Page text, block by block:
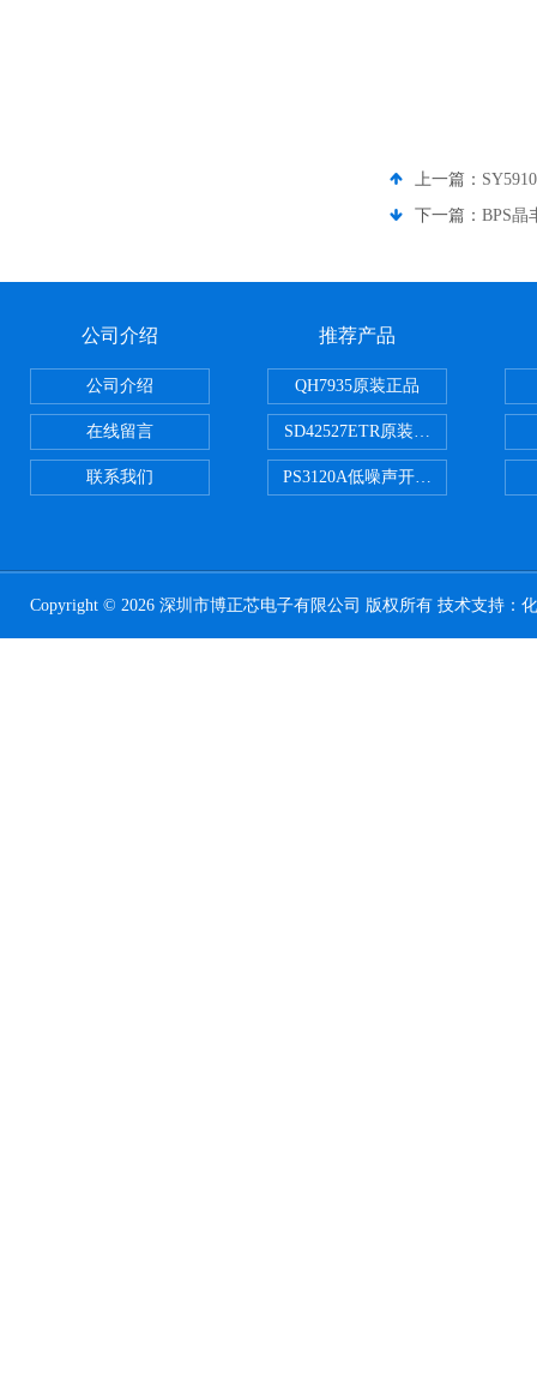
上一篇：
下一篇： BPS晶
公司介绍
公司介绍
在线留言
联系我们
推荐产品
QH7935原装正品
SD42527ETR原装正品
PS3120A低噪声开关电容器原装正
Copyright © 2026 深圳市博正芯电子有限公司 版权所有 技术支持：